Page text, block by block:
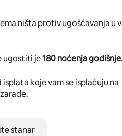
ništa protiv ugošćavanja u
ugostiti je180 noćenja godišnje.
isplata koje vam se isplaćuju na
stanar